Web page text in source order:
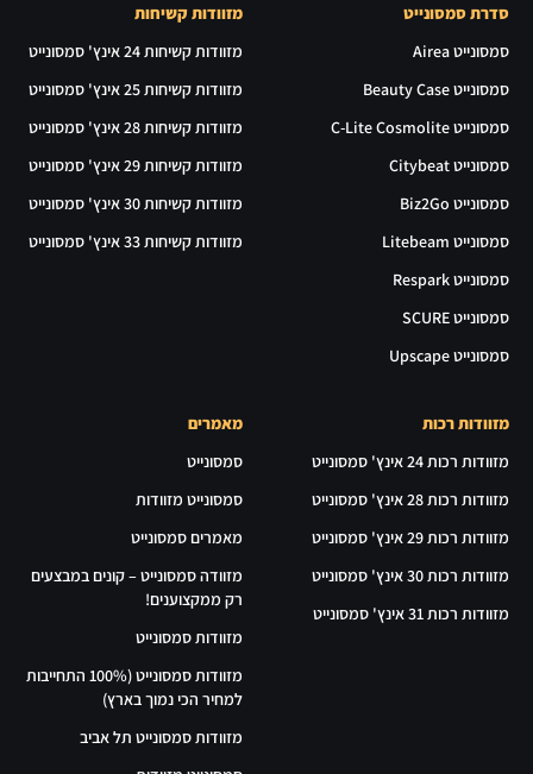
סדרת סמסונייט
סמסונייט Airea
סמסונייט Beauty Case
סמסונייט C-Lite Cosmolite
סמסונייט Citybeat
סמסונייט Biz2Go
סמסונייט Litebeam
סמסונייט Respark
סמסונייט SCURE
סמסונייט Upscape
מזוודות קשיחות
מזוודות קשיחות 24 אינץ' סמסונייט
מזוודות קשיחות 25 אינץ' סמסונייט
מזוודות קשיחות 28 אינץ' סמסונייט
מזוודות קשיחות 29 אינץ' סמסונייט
מזוודות קשיחות 30 אינץ' סמסונייט
מזוודות קשיחות 33 אינץ' סמסונייט
מזוודות רכות
מזוודות רכות 24 אינץ' סמסונייט
מזוודות רכות 28 אינץ' סמסונייט
מזוודות רכות 29 אינץ' סמסונייט
מזוודות רכות 30 אינץ' סמסונייט
מזוודות רכות 31 אינץ' סמסונייט
מאמרים
סמסונייט
סמסונייט מזוודות
מאמרים סמסונייט
מזוודה סמסונייט – קונים במבצעים
רק ממקצוענים!
מזוודות סמסונייט
מזוודות סמסונייט (100% התחייבות
למחיר הכי נמוך בארץ)
מזוודות סמסונייט תל אביב